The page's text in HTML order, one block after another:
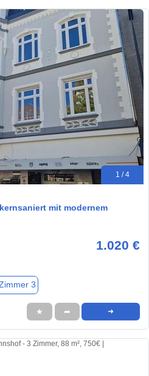
1 / 4
mit modernem
1.020 €
3
★ ➦ ➜